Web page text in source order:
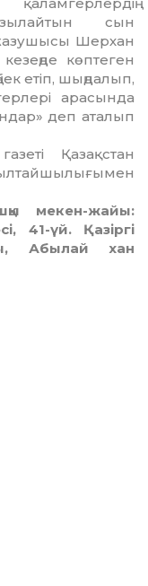
сын
Шерхан
көптеген
етіп, шың­далып,
арасында
деп аталып
Қазақ­стан
мекен-жайы:
41-үй. Қазіргі
Абылай хан